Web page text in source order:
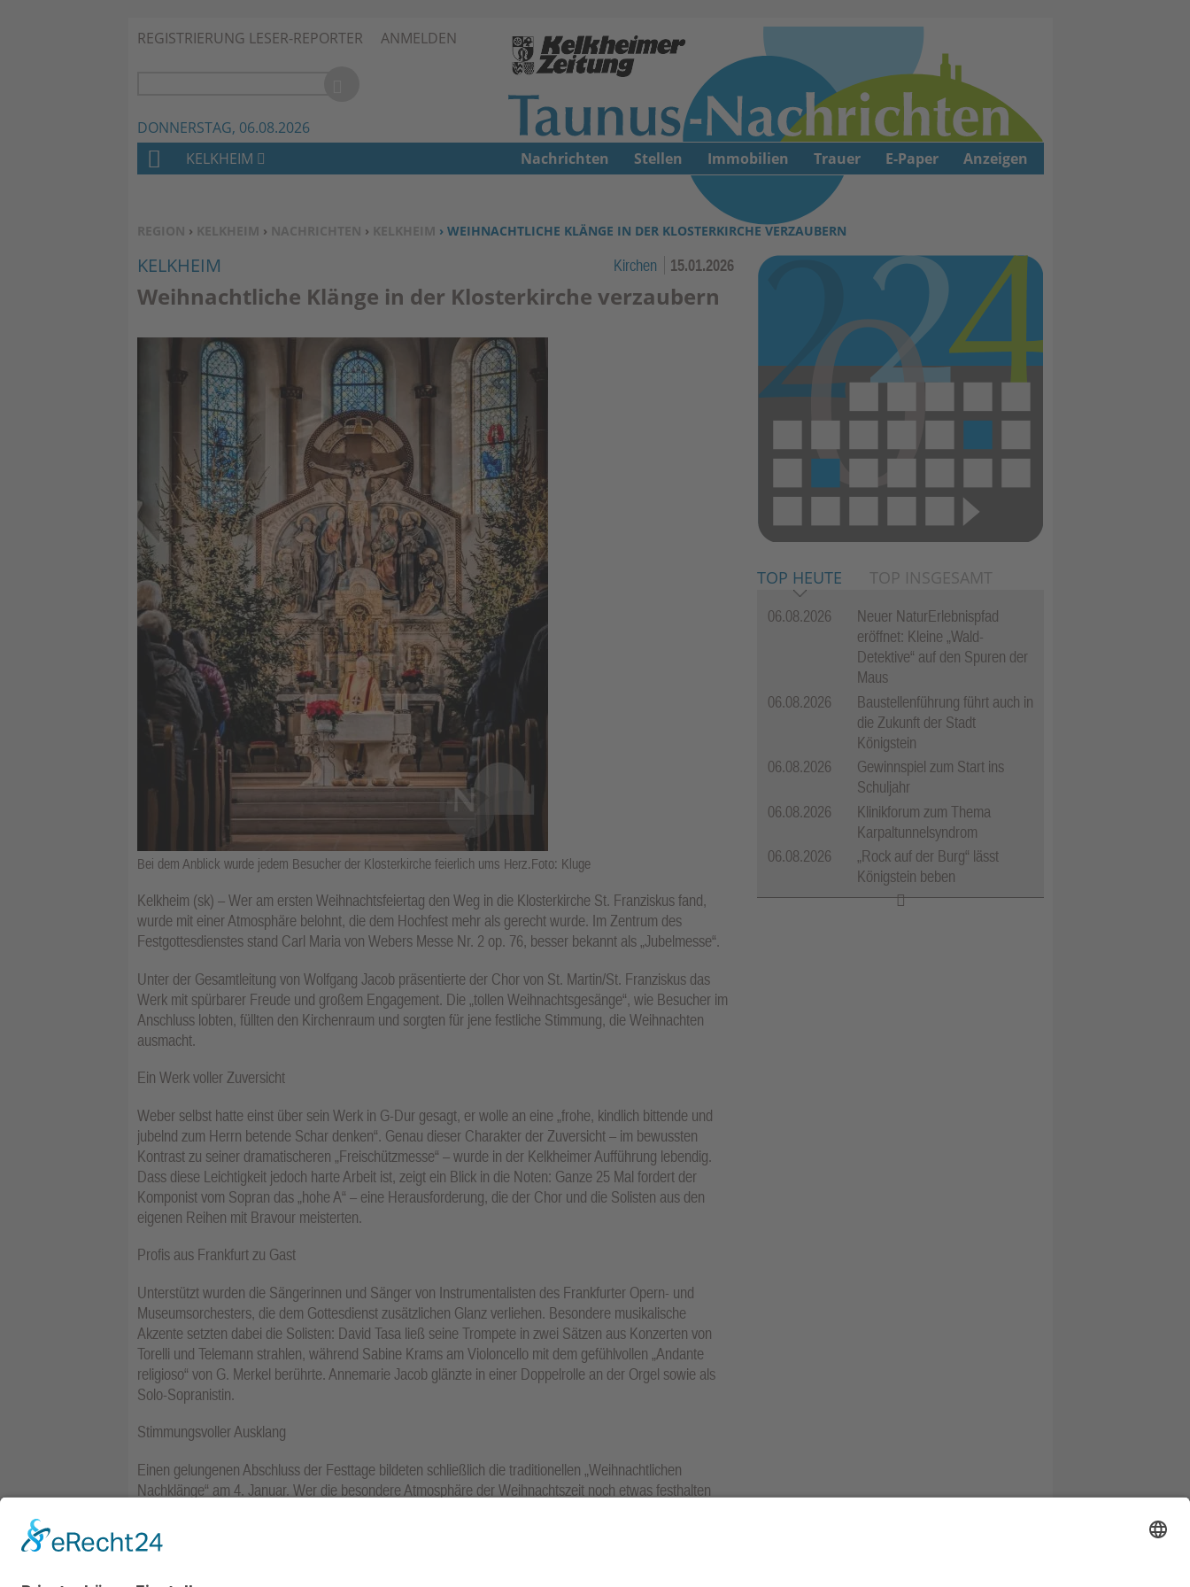
Zum Inhalt springen ↓
REGISTRIERUNG LESER-REPORTER ANMELDEN
DONNERSTAG, 06.08.2026
SIE BEFINDEN SICH HIER:
REGION › KELKHEIM › NACHRICHTEN › KELKHEIM › WEIHNACHTLICHE KLÄNGE IN DER KLOSTERKIRCHE VERZAUBERN
KELKHEIM Kirchen 15.01.2026
Weihnachtliche Klänge in der Klosterkirche verzaubern
Bei dem Anblick wurde jedem Besucher der Klosterkirche feierlich ums Herz.Foto: Kluge
Kelkheim (sk) – Wer am ersten Weihnachtsfeiertag den Weg in die Klosterkirche St. Franziskus fand,
wurde mit einer Atmosphäre belohnt, die dem Hochfest mehr als gerecht wurde. Im Zentrum des
Festgottesdienstes stand Carl Maria von Webers Messe Nr. 2 op. 76, besser bekannt als „Jubelmesse“.
Unter der Gesamtleitung von Wolfgang Jacob präsentierte der Chor von St. Martin/St. Franziskus das
Werk mit spürbarer Freude und großem Engagement. Die „tollen Weihnachtsgesänge“, wie Besucher im
Anschluss lobten, füllten den Kirchenraum und sorgten für jene festliche Stimmung, die Weihnachten
ausmacht.
Ein Werk voller Zuversicht
Weber selbst hatte einst über sein Werk in G-Dur gesagt, er wolle an eine „frohe, kindlich bittende und
jubelnd zum Herrn betende Schar denken“. Genau dieser Charakter der Zuversicht – im bewussten
Kontrast zu seiner dramatischeren „Freischützmesse“ – wurde in der Kelkheimer Aufführung lebendig.
Dass diese Leichtigkeit jedoch harte Arbeit ist, zeigt ein Blick in die Noten: Ganze 25 Mal fordert der
Komponist vom Sopran das „hohe A“ – eine Herausforderung, die der Chor und die Solisten aus den
eigenen Reihen mit Bravour meisterten.
Profis aus Frankfurt zu Gast
Unterstützt wurden die Sängerinnen und Sänger von Instrumentalisten des Frankfurter Opern- und
Museumsorchesters, die dem Gottesdienst zusätzlichen Glanz verliehen. Besondere musikalische
Akzente setzten dabei die Solisten: David Tasa ließ seine Trompete in zwei Sätzen aus Konzerten von
Torelli und Telemann strahlen, während Sabine Krams am Violoncello mit dem gefühlvollen „Andante
religioso“ von G. Merkel berührte. Annemarie Jacob glänzte in einer Doppelrolle an der Orgel sowie als
Solo-Sopranistin.
Stimmungsvoller Ausklang
Einen gelungenen Abschluss der Festtage bildeten schließlich die traditionellen „Weihnachtlichen
Nachklänge“ am 4. Januar. Wer die besondere Atmosphäre der Weihnachtszeit noch etwas festhalten
Weihnachtslieder rundete den Nachmittag ab und sorgte für einen schönen, besinnlichen Start in das
neue Jahr.
TOP HEUTE TOP INSGESAMT
06.08.2026
Neuer NaturErlebnispfad
eröffnet: Kleine „Wald-
Detektive“ auf den Spuren der
Maus
06.08.2026
Baustellenführung führt auch in
die Zukunft der Stadt
Königstein
06.08.2026
Gewinnspiel zum Start ins
Schuljahr
06.08.2026
Klinikforum zum Thema
Karpaltunnelsyndrom
06.08.2026
„Rock auf der Burg“ lässt
Königstein beben
H
M
E
KELKHEIM Nachrichten Stellen Immobilien Trauer E-Paper Anzeigen